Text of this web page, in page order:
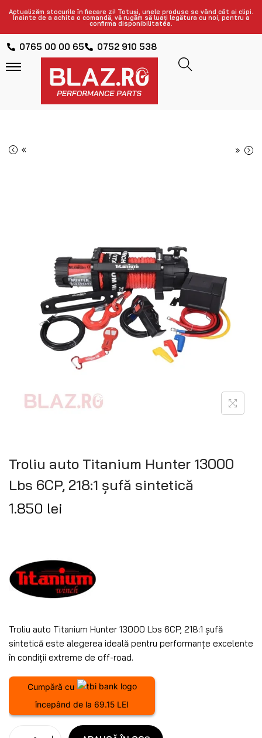
Actualizăm stocurile în fiecare zi! Totuși, unele produse se vând cât ai clipi.
Înainte de a achita o comandă, vă rugăm să luați legătura cu noi, pentru a
confirma disponibilitatea.
0765 00 00 65 0752 910 538
« »
Troliu auto Titanium Hunter 13000
Lbs 6CP, 218:1 șufă sintetică
1.850 lei
Troliu auto Titanium Hunter 13000 Lbs 6CP, 218:1 șufă
sintetică este alegerea ideală pentru performanțe excelente
în condiții extreme de off-road.
Cumpără cu
începând de la 69.15 LEI